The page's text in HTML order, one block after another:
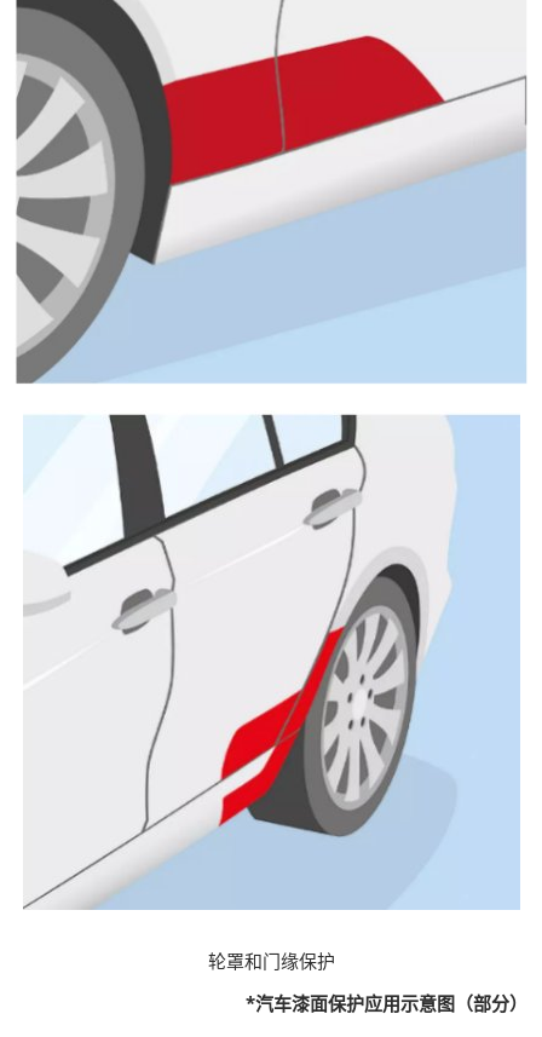
轮罩和门缘保护
*汽车漆面保护应用示意图（部分）